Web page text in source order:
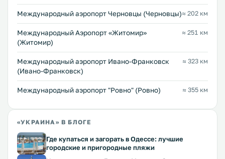
Международный аэропорт Черновцы (Черновцы)≈ 202 км
Международный Аэропорт «Житомир»
(Житомир)
≈ 251 км
Международный аэропорт Ивано-Франковск
(Ивано-Франковск)
≈ 323 км
Междунарoдный аэропорт "Ровно" (Ровно) ≈ 355 км
«УКРАИНА» В БЛОГЕ
Где купаться и загорать в Одессе: лучшие
городские и пригородные пляжи